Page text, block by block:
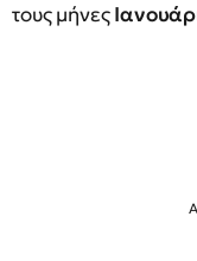
τους μήνες